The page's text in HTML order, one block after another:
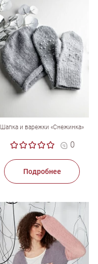
Шапка и варежки «Снежинка»
0
Подробнее